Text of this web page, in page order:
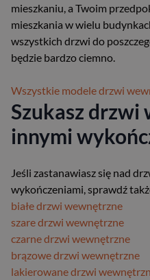
mieszkaniu, a Twoim
mieszkania w wielu
wszystkich drzwi do
będzie bardzo ciemno.
Wszystkie modele drzwi
Szukasz drzwi
innymi
Jeśli zastanawiasz się nad
wykończeniami, sprawdź
białe drzwi wewnętrzne
szare drzwi wewnętrzne
czarne drzwi wewnętrzne
brązowe drzwi wewnętrzne
lakierowane drzwi